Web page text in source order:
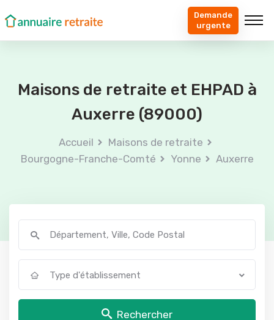
Demande
urgente
Maisons de retraite et EHPAD à
Auxerre (89000)
Accueil
Maisons de retraite
Bourgogne-Franche-Comté
Yonne Auxerre
Type d'établissement
Rechercher